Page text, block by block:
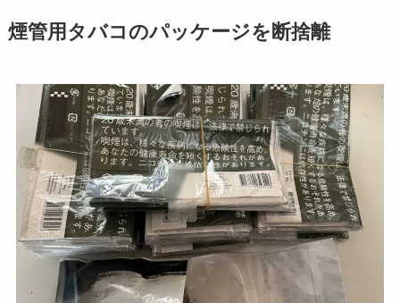
煙管用タバコのパッケージを断捨離